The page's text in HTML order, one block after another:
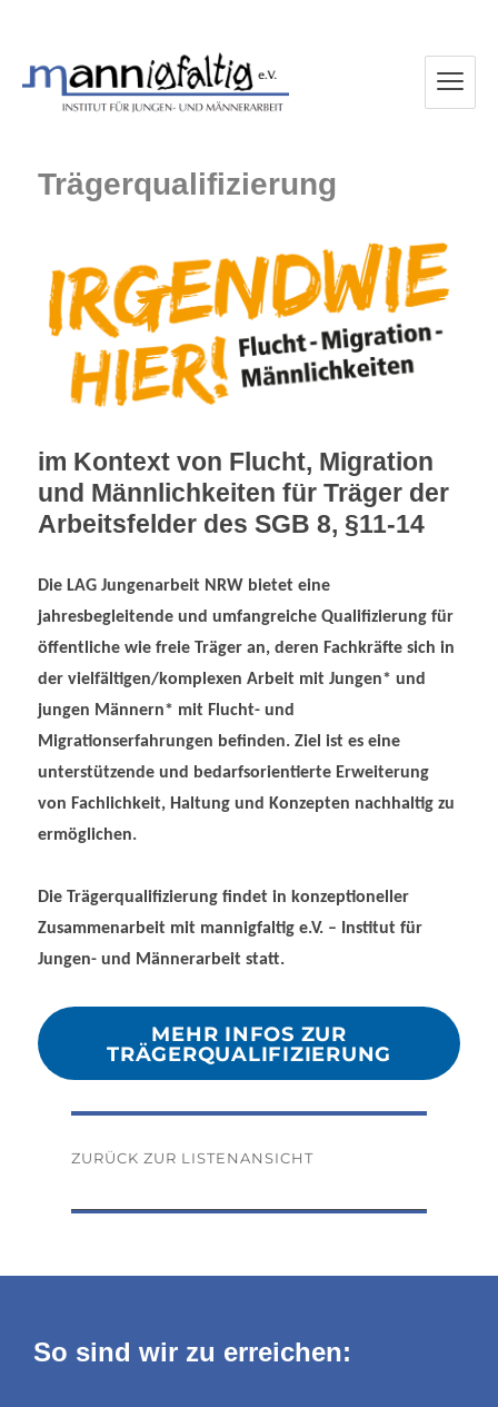
Trägerqualifizierung
im Kontext von Flucht, Migration
und Männlichkeiten für Träger der
Arbeitsfelder des SGB 8, §11-14
Die LAG Jungenarbeit NRW bietet eine
jahresbegleitende und umfangreiche Qualifizierung für
öffentliche wie freie Träger an, deren Fachkräfte sich in
der vielfältigen/komplexen Arbeit mit Jungen* und
jungen Männern* mit Flucht- und
Migrationserfahrungen befinden. Ziel ist es eine
unterstützende und bedarfsorientierte Erweiterung
von Fachlichkeit, Haltung und Konzepten nachhaltig zu
ermöglichen.
Die Trägerqualifizierung findet in konzeptioneller
Zusammenarbeit mit mannigfaltig e.V. – Institut für
Jungen- und Männerarbeit statt.
MEHR INFOS ZUR
TRÄGERQUALIFIZIERUNG
ZURÜCK ZUR LISTENANSICHT
So sind wir zu erreichen: